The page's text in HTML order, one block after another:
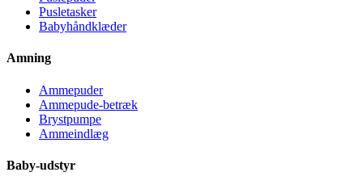
Pusletasker
Babyhåndklæder
Amning
Ammepuder
Ammepude-betræk
Brystpumpe
Ammeindlæg
Baby-udstyr